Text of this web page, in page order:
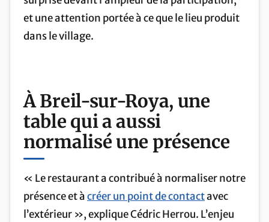
et une attention portée à ce que le lieu produit
dans le village.
ÀBreil-sur-Roya, une
table qui a aussi
normalisé une présence
« Le restaurant a contribué à normaliser notre
présence et àcréer un point de contactavec
l’extérieur », explique Cédric Herrou. L’enjeu